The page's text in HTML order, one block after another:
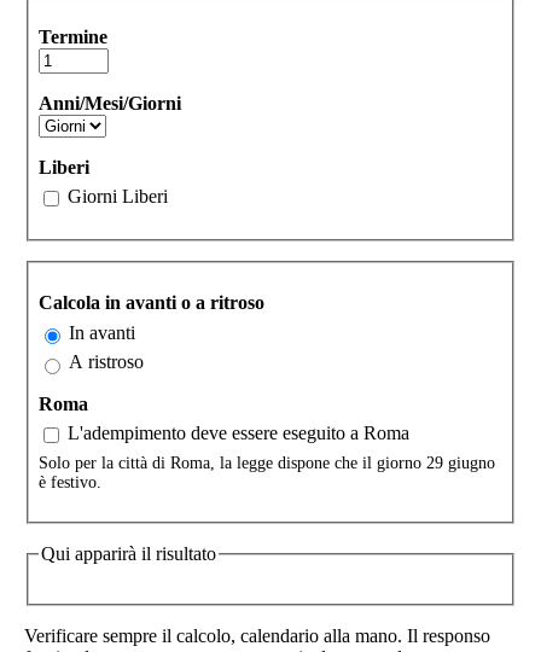
Termine
Anni/Mesi/Giorni
Liberi
Giorni Liberi
Calcola in avanti o a ritroso
In avanti
A ristroso
Roma
L'adempimento deve essere eseguito a Roma
Solo per la città di Roma, la legge dispone che il giorno 29 giugno
è festivo.
Qui apparirà il risultato
Verificare sempre il calcolo, calendario alla mano. Il responso